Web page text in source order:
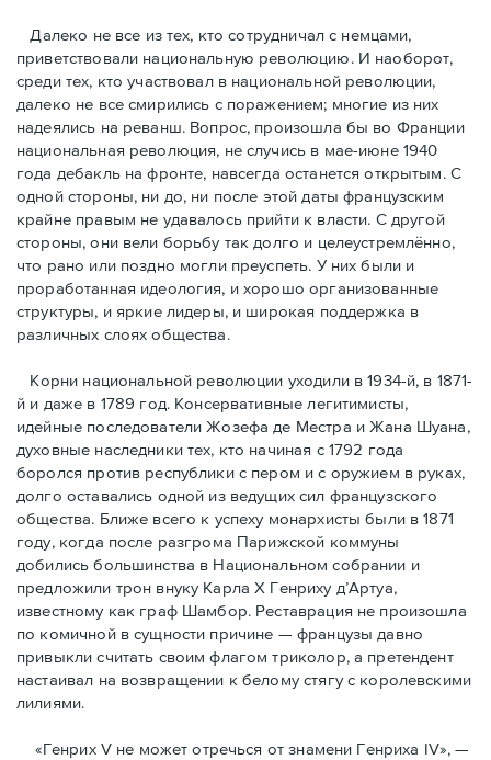
Далеко не все из тех, кто сотрудничал с немцами,
приветствовали национальную революцию. И наоборот,
среди тех, кто участвовал в национальной революции,
далеко не все смирились с поражением; многие из них
надеялись на реванш. Вопрос, произошла бы во Франции
национальная революция, не случись в мае-июне 1940
года дебакль на фронте, навсегда останется открытым. С
одной стороны, ни до, ни после этой даты французским
крайне правым не удавалось прийти к власти. С другой
стороны, они вели борьбу так долго и целеустремлённо,
что рано или поздно могли преуспеть. У них были и
проработанная идеология, и хорошо организованные
структуры, и яркие лидеры, и широкая поддержка в
различных слоях общества.
Корни национальной революции уходили в 1934-й, в 1871-
й и даже в 1789 год. Консервативные легитимисты,
идейные последователи Жозефа де Местра и Жана Шуана,
духовные наследники тех, кто начиная с 1792 года
боролся против республики с пером и с оружием в руках,
долго оставались одной из ведущих сил французского
общества. Ближе всего к успеху монархисты были в 1871
году, когда после разгрома Парижской коммуны
добились большинства в Национальном собрании и
предложили трон внуку Карла Х Генриху д’Артуа,
известному как граф Шамбор. Реставрация не произошла
по комичной в сущности причине — французы давно
привыкли считать своим флагoм триколор, а претендент
настаивал на возвращении к белому стягу с королевскими
лилиями.
«Генрих V не может отречься от знамени Генриха IV», —